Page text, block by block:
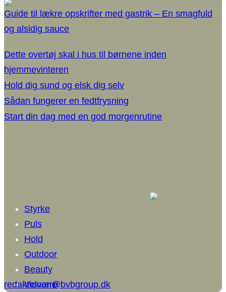
Guide til lækre opskrifter med gastrik – En smagfuld
og alsidig sauce
Dette overtøj skal i hus til børnene inden
hjemmevinteren
Hold dig sund og elsk dig selv
Sådan fungerer en fedtfrysning
Start din dag med en god morgenrutine
Styrke
Puls
Hold
Outdoor
Beauty
Velvære
redaktionen@bvbgroup.dk